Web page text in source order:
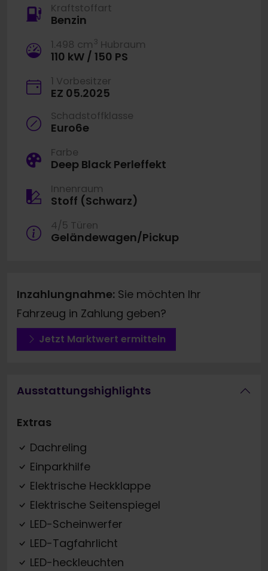
Kraftstoffart
Benzin
1.498 cm 3 Hubraum
110 kW / 150 PS
1 Vorbesitzer
EZ 05.2025
Schadstoffklasse
Euro6e
Farbe
Deep Black Perleffekt
Innenraum
Stoff (Schwarz)
4/5 Türen
Geländewagen/Pickup
Inzahlungnahme: Sie möchten Ihr
Fahrzeug in Zahlung geben?
Jetzt Marktwert ermitteln
Ausstattungshighlights
Extras
Dachreling
Einparkhilfe
Elektrische Heckklappe
Elektrische Seitenspiegel
LED-Scheinwerfer
LED-Tagfahrlicht
LED-heckleuchten